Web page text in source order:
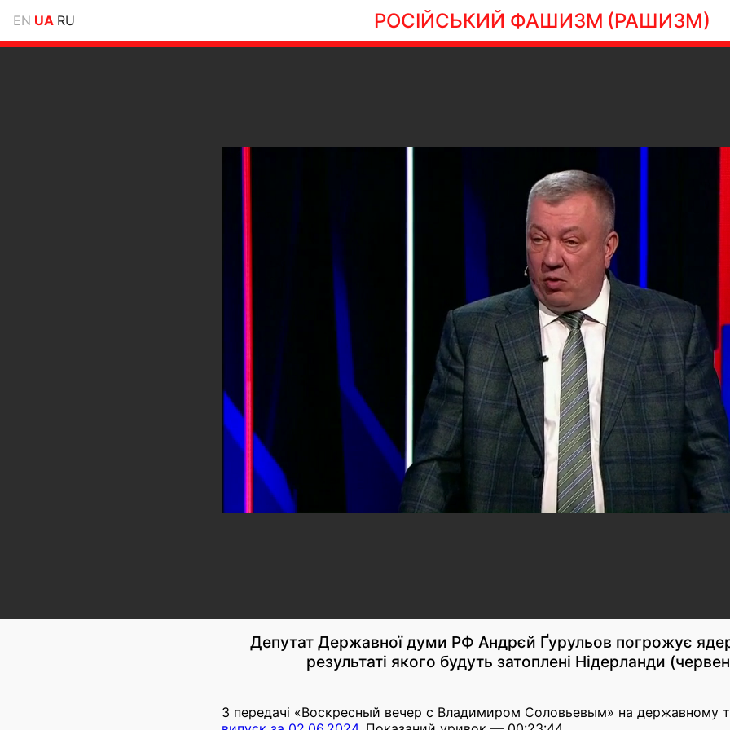
EN UA RU РОСІЙСЬКИЙ ФАШИЗМ (РАШИЗМ)
Депутат Державної думи РФ Андрєй Ґурульов погрожує
результаті якого будуть затоплені Нідерланди
З передачі «Воскресный вечер с Владимиром Соловьевым» на державному